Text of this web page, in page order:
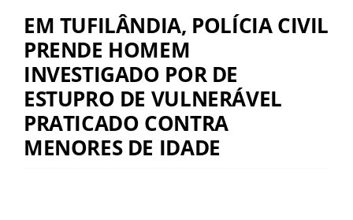
EM TUFILÂNDIA, POLÍCIA CIVIL
PRENDE HOMEM
INVESTIGADO POR DE
ESTUPRO DE VULNERÁVEL
PRATICADO CONTRA
MENORES DE IDADE